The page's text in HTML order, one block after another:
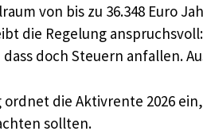
von bis zu 36.348 Euro
die Regelung
doch Steuern anfallen.
die Aktivrente 2026
sollten.